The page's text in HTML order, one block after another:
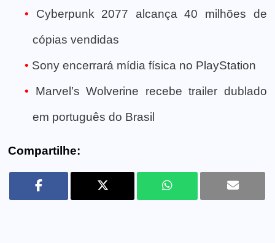
Cyberpunk 2077 alcança 40 milhões de
cópias vendidas
Sony encerrará mídia física no PlayStation
Marvel’s Wolverine recebe trailer dublado
em português do Brasil
Compartilhe: